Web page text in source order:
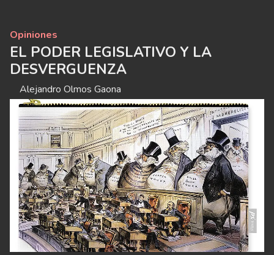
EL PODER LEGISLATIVO Y LA
DESVERGUENZA
Alejandro Olmos Gaona
Opiniones